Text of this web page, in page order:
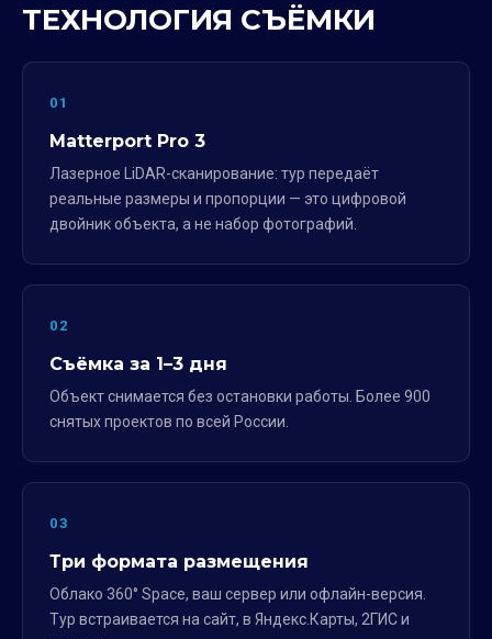
ТЕХНОЛОГИЯ СЪЁМКИ
01
Matterport Pro 3
Лазерное LiDAR-сканирование: тур передаёт
реальные размеры и пропорции — это цифровой
двойник объекта, а не набор фотографий.
02
Съёмка за 1–3 дня
Объект снимается без остановки работы. Более 900
снятых проектов по всей России.
03
Три формата размещения
Облако 360° Space, ваш сервер или офлайн-версия.
Тур встраивается на сайт, в Яндекс.Карты, 2ГИС и